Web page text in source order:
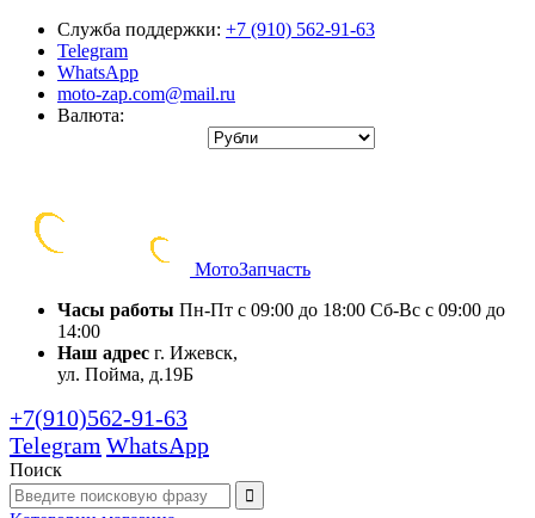
Служба поддержки: +7 (910) 562-91-63
Telegram
WhatsApp
moto-zap.com@mail.ru
Валюта:
МотоЗапчасть
Часы работы Пн-Пт с 09:00 до 18:00 Сб-Вс с 09:00 до
14:00
Наш адрес г. Ижевск,
ул. Пойма, д.19Б
+7(910)562-91-63
Telegram WhatsApp
Поиск